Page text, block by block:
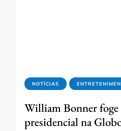
NOTÍCIAS
William Bonner foge
presidencial na